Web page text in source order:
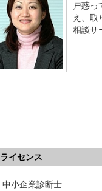
戸惑っ
え、取
相談サ
ライセンス
中小企業診断士